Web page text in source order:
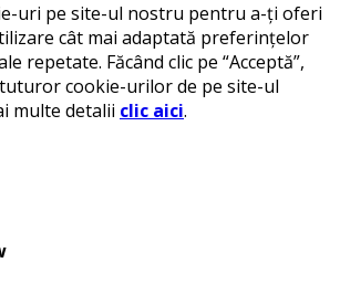
uri pe site-ul nostru pentru a-ți oferi
cât mai adaptată preferințelor
repetate. Făcând clic pe “Acceptă”,
cookie-urilor de pe site-ul
multe detalii clic aici.